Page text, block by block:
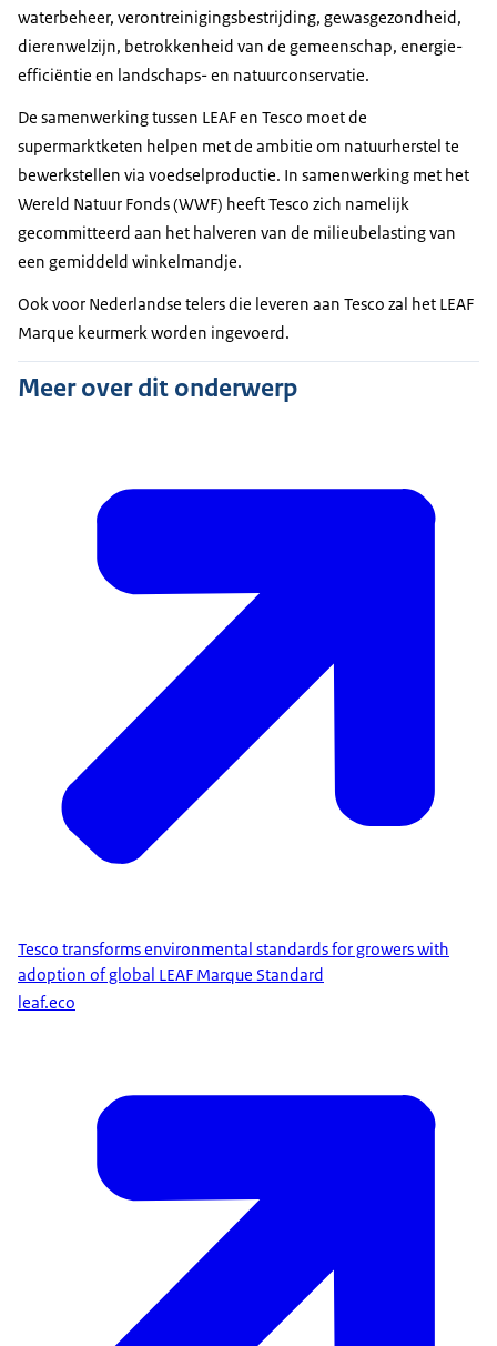
waterbeheer, verontreinigingsbestrijding, gewasgezondheid,
dierenwelzijn, betrokkenheid van de gemeenschap, energie-
efficiëntie en landschaps- en natuurconservatie.
De samenwerking tussen LEAFen Tesco moet de
supermarktketen helpen met de ambitie om natuurherstel te
bewerkstellen via voedselproductie. In samenwerking met het
Wereld Natuur Fonds (WWF) heeft Tesco zich namelijk
gecommitteerd aan het halveren van de milieubelasting van
een gemiddeld winkelmandje.
Ook voor Nederlandse telers die leveren aan Tesco zal het LEAF
Marque keurmerk worden ingevoerd.
Meer over dit onderwerp
Tesco trans­forms envi­ron­men­tal stan­dards for grow­ers with
adop­tion of glob­al LEAF Mar­que Standard
leaf.eco